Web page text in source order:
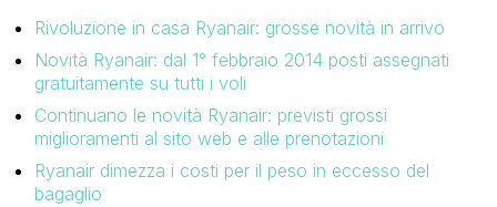
Rivoluzione in casa Ryanair: grosse novità in arrivo
Novità Ryanair: dal 1° febbraio 2014 posti assegnati
gratuitamente su tutti i voli
Continuano le novità Ryanair: previsti grossi
miglioramenti al sito web e alle prenotazioni
Ryanair dimezza i costi per il peso in eccesso del
bagaglio